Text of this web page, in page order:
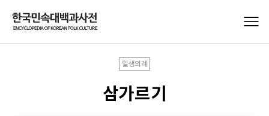
일생의례
삼가르기